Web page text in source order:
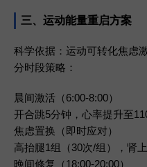
三、运动能量重启方案
科学依据 ：运动可转化焦虑
分时段策略 ：
晨间激活 （6:00-8:00）
开合跳5分钟，心率提升至
焦虑置换 （即时应对）
高抬腿1组（30次/组），肾
晚间修复
（18:00-20:00）